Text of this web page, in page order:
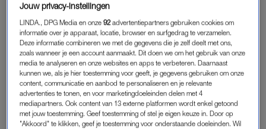
LEES VERDER MET
PREMIUM
Krijg onbeperkt toegang tot alle
artikelen
Lees LINDA.magazine online
Jouw privacy-instellingen
LINDA., DPG Media en onze92 advertentiepartners gebruiken cookies om
informatie over je apparaat, locatie, browser en surfgedrag te verzamelen.
Deze informatie combineren we met de gegevens die je zelf deelt met ons,
zoals wanneer je een account aanmaakt. Dit doen we om het gebruik van onze
media te analyseren en onze websites en apps te verbeteren. Daarnaast
kunnen we, als je hier toestemming voor geeft, je gegevens gebruiken om onze
content, communicatie en aanbod te personaliseren en je relevante
advertenties te tonen, en voor marketingdoeleinden delen met 4
mediapartners. Ook content van 13 externe platformen wordt enkel getoond
met jouw toestemming. Geef toestemming of stel je eigen keuze in. Door op
"Akkoord" te klikken, geef je toestemming voor onderstaande doeleinden. Wil